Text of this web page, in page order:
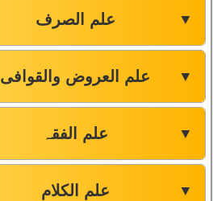
علم الصرف ▼
علم العروض والقوافی ▼
علم الفقہ ▼
علم الکلام ▼